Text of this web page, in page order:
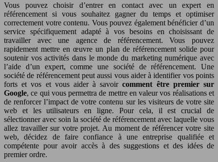
Vous pouvez choisir d’entrer en contact avec un expert en
référencement si vous souhaitez gagner du temps et optimiser
correctement votre contenu. Vous pouvez également bénéficier d’un
service spécifiquement adapté à vos besoins en choisissant de
travailler avec une agence de référencement. Vous pouvez
rapidement mettre en œuvre un plan de référencement solide pour
soutenir vos activités dans le monde du marketing numérique avec
l’aide d’un expert, comme une société de référencement. Une
société de référencement peut aussi vous aider à identifier vos points
forts et vos et vous aider à savoircomment être premier sur
Google, ce qui vous permettra de mettre en valeur vos réalisations et
de renforcer l’impact de votre contenu sur les visiteurs de votre site
web et les utilisateurs en ligne. Pour cela, il est crucial de
sélectionner avec soin la société de référencement avec laquelle vous
allez travailler sur votre projet. Au moment de référencer votre site
web, décidez de faire confiance à une entreprise qualifiée et
compétente pour avoir accès à des suggestions et des idées de
premier ordre.